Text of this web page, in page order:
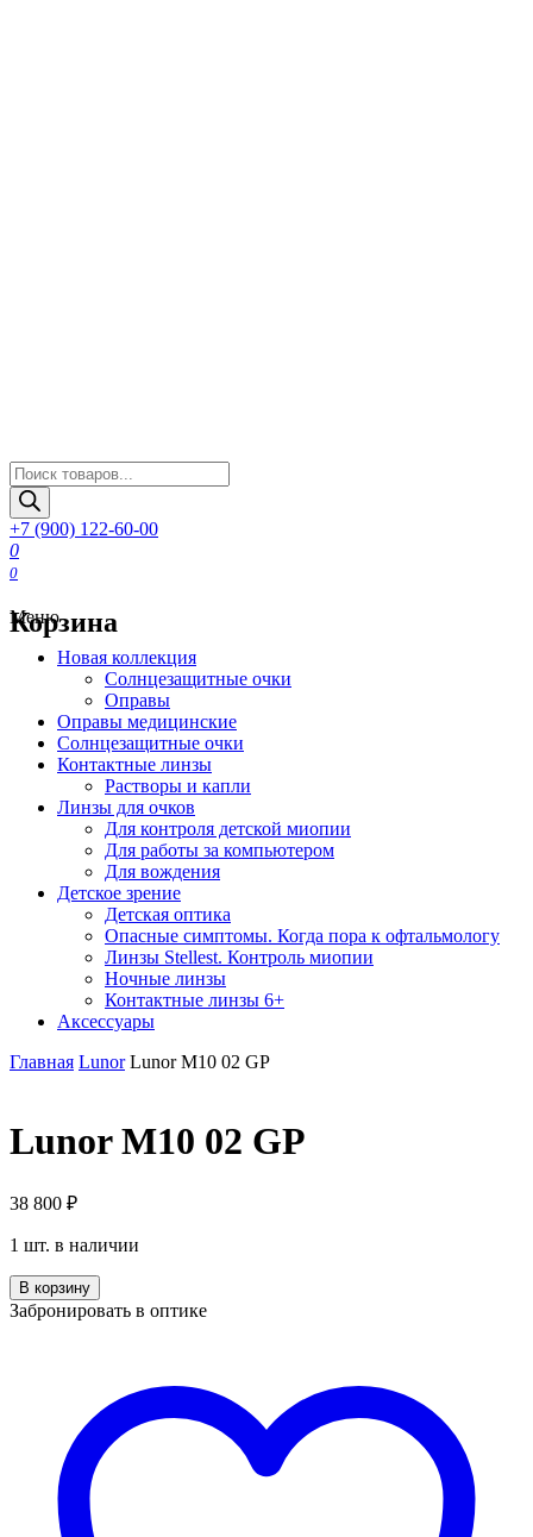
Поиск
товаров
+7 (900) 122-60-00
0
0
Корзина
Меню
Новая коллекция
Солнцезащитные очки
Оправы
Оправы медицинские
Солнцезащитные очки
Контактные линзы
Растворы и капли
Линзы для очков
Для контроля детской миопии
Для работы за компьютером
Для вождения
Детское зрение
Детская оптика
Опасные симптомы. Когда пора к офтальмологу
Линзы Stellest. Контроль миопии
Ночные линзы
Контактные линзы 6+
Аксессуары
Главная Lunor Lunor M10 02 GP
Lunor M10 02 GP
38 800 ₽
1 шт. в наличии
Количество
Lunor
M10
В корзину
Забронировать в оптике